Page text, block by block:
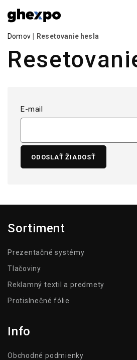
Domov Resetovanie hesla
E-mail
ODOSLAŤ ŽIADOSŤ
Sortiment
Prezentačné systémy
Tlačoviny
Reklamný textil a predmety
Protislnečné fólie
Info
Obchodné podmienky